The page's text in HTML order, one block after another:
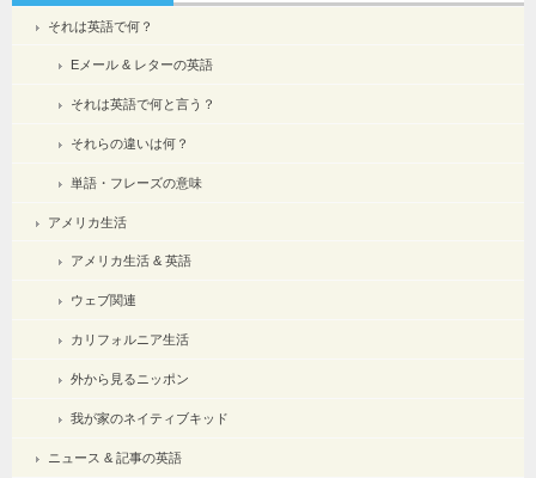
それは英語で何？
Eメール & レターの英語
それは英語で何と言う？
それらの違いは何？
単語・フレーズの意味
アメリカ生活
アメリカ生活 & 英語
ウェブ関連
カリフォルニア生活
外から見るニッポン
我が家のネイティブキッド
ニュース & 記事の英語